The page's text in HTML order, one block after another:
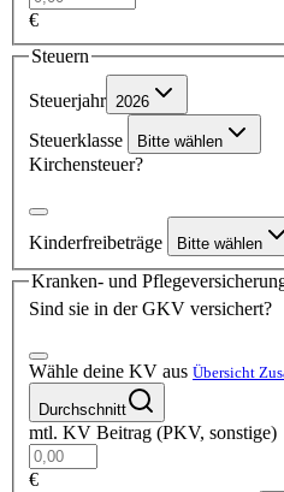
€
Steuern
Steuerjahr 2026
Steuerklasse Bitte wählen
Kirchensteuer?
Kinderfreibeträge Bitte wählen
Kranken- und
Sind sie in der GKV versichert?
Wähle deine KV aus Übersicht
Durchschnitt
mtl. KV Beitrag (PKV, sonstige)
€